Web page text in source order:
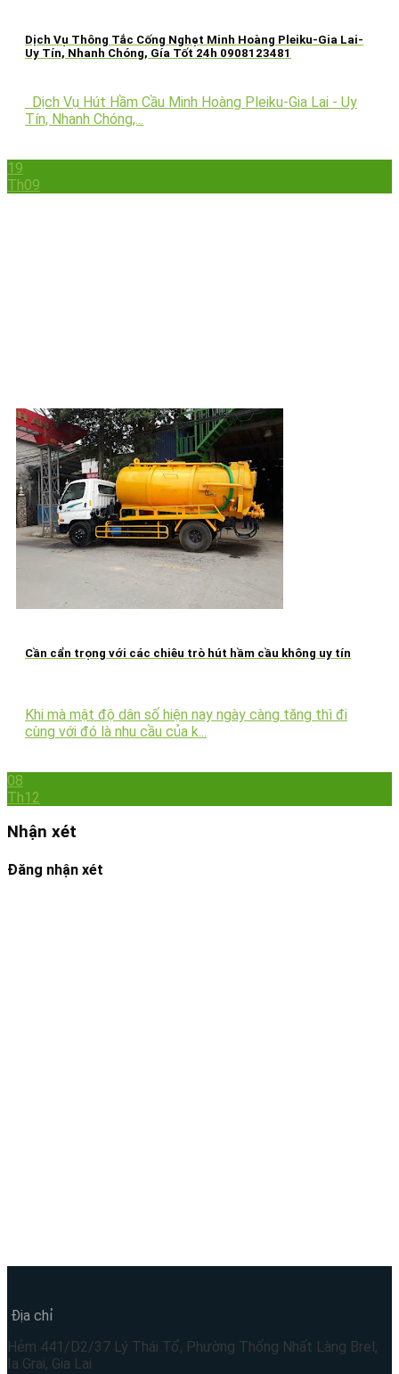
Dịch Vụ Thông Tắc Cống Nghẹt Minh Hoàng Pleiku-Gia Lai-
Uy Tín, Nhanh Chóng, Gía Tốt 24h 0908123481
Dịch Vụ Hút Hầm Cầu Minh Hoàng Pleiku-Gia Lai - Uy
Tín, Nhanh Chóng,...
19
Th09
Cần cẩn trọng với các chiêu trò hút hầm cầu không uy tín
Khi mà mật độ dân số hiện nay ngày càng tăng thì đi
cùng với đó là nhu cầu của k...
08
Th12
Nhận xét
Đăng nhận xét
Địa chỉ
Hẻm 441/D2/37 Lý Thái Tổ, Phường Thống Nhất Làng Brel,
Ia Grai, Gia Lai